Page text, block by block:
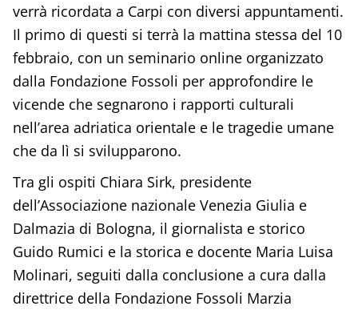
verrà ricordata a Carpi con diversi appuntamenti.
Il primo di questi si terrà la mattina stessa del 10
febbraio, con un seminario online organizzato
dalla Fondazione Fossoli per approfondire le
vicende che segnarono i rapporti culturali
nell’area adriatica orientale e le tragedie umane
che da lì si svilupparono.
Tra gli ospiti Chiara Sirk, presidente
dell’Associazione nazionale Venezia Giulia e
Dalmazia di Bologna, il giornalista e storico
Guido Rumici e la storica e docente Maria Luisa
Molinari, seguiti dalla conclusione a cura dalla
direttrice della Fondazione Fossoli Marzia